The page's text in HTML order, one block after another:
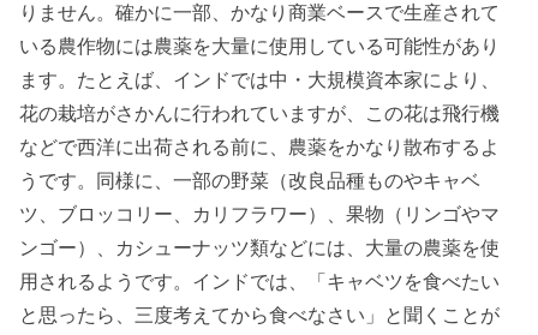
りません。確かに一部、かなり商業ベースで生産されて
いる農作物には農薬を大量に使用している可能性があり
ます。たとえば、インドでは中・大規模資本家により、
花の栽培がさかんに行われていますが、この花は飛行機
などで西洋に出荷される前に、農薬をかなり散布するよ
うです。同様に、一部の野菜（改良品種ものやキャベ
ツ、ブロッコリー、カリフラワー）、果物（リンゴやマ
ンゴー）、カシューナッツ類などには、大量の農薬を使
用されるようです。インドでは、「キャベツを食べたい
と思ったら、三度考えてから食べなさい」と聞くことが